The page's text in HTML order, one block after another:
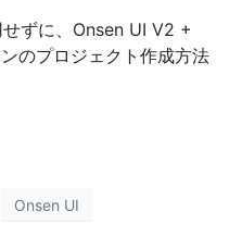
ずに、Onsen UI V2 +
のプロジェクト作成方法
Onsen UI